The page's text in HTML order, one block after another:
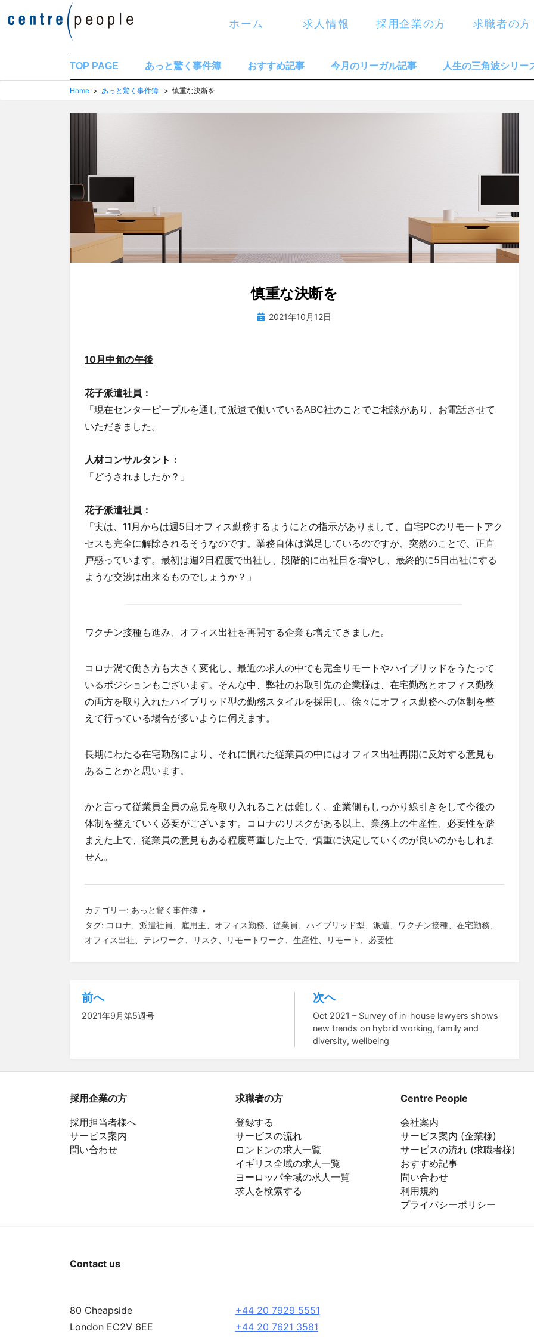
ン
ホーム 求人情報 採用企業の方 求職者の方
TOP PAGE あっと驚く事件簿 おすすめ記事 今月のリーガル記事 人生の三角波シリー
Home > あっと驚く事件簿 > 慎重な決断を
慎重な決断を
投稿者tsuchiya
投 2021年10月12日
10月中旬の午後
花子派遣社員：
「現在センターピープルを通して派遣で働いているABC社のことでご相談があり、お電話させて
いただきました。
人材コンサルタント：
「どうされましたか？」
花子派遣社員：
「実は、11月からは週5日オフィス勤務するようにとの指示がありまして、自宅PCのリモートアク
セスも完全に解除されるそうなのです。業務自体は満足しているのですが、突然のことで、正直
戸惑っています。最初は週2日程度で出社し、段階的に出社日を増やし、最終的に5日出社にする
ような交渉は出来るものでしょうか？」
ワクチン接種も進み、オフィス出社を再開する企業も増えてきました。
コロナ渦で働き方も大きく変化し、最近の求人の中でも完全リモートやハイブリッドをうたって
いるポジションもございます。そんな中、弊社のお取引先の企業様は、在宅勤務とオフィス勤務
の両方を取り入れたハイブリッド型の勤務スタイルを採用し、徐々にオフィス勤務への体制を整
えて行っている場合が多いように伺えます。
長期にわたる在宅勤務により、それに慣れた従業員の中にはオフィス出社再開に反対する意見も
あることかと思います。
かと言って従業員全員の意見を取り入れることは難しく、企業側もしっかり線引きをして今後の
体制を整えていく必要がございます。コロナのリスクがある以上、業務上の生産性、必要性を踏
まえた上で、従業員の意見もある程度尊重した上で、慎重に決定していくのが良いのかもしれま
せん。
カテゴリー: あっと驚く事件簿
タグ: コロナ 派遣社員 雇用主 オフィス勤務 従業員 ハイブリッド型 派遣 ワクチン接種 在宅勤務
オフィス出社
テレワーク リスク リモートワーク 生産性 リモート 必要性
投
稿
ー
シ
ョ
前へ
2021年9月第5週号
次ヘ
Oct 2021 – Survey of in-house lawyers shows
new trends on hybrid working, family and
diversity, wellbeing
採用企業の方
採用担当者様へ
サービス案内
問い合わせ
求職者の方
登録する
サービスの流れ
ロンドンの求人一覧
イギリス全域の求人一覧
ヨーロッパ全域の求人一覧
求人を検索する
Centre People
会社案内
サービス案内 (企業様)
サービスの流れ (求職者様)
おすすめ記事
問い合わせ
利用規約
プライバシーポリシー
Contact us
80 Cheapside
London EC2V 6EE
+44 20 7929 5551
+44 20 7621 3581